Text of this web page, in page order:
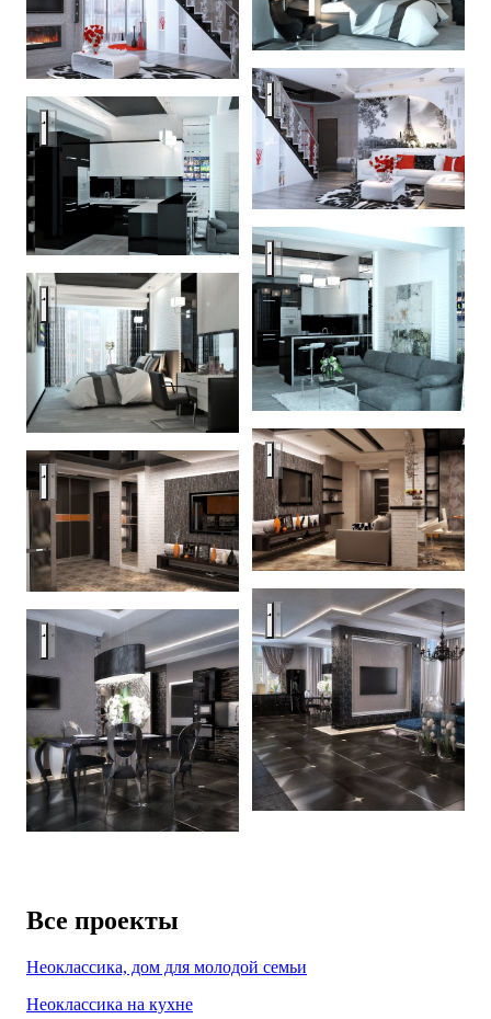
Black color interior ideas
Black color interior ideas
Black color interior ideas
Black color interior ideas
Black color interior ideas
Black color interior ideas
Black color interior ideas
Black color interior ideas
Все проекты
Неоклассика, дом для молодой семьи
Неоклассика на кухне